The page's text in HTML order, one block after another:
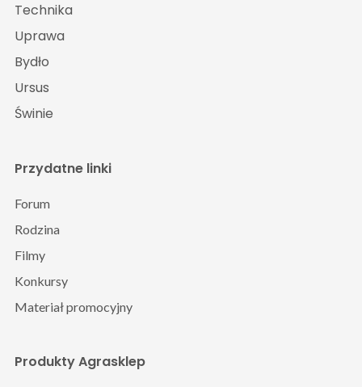
Technika
Uprawa
Bydło
Ursus
Świnie
Produkty Agrasklep
Przydatne linki
Forum
Rodzina
Filmy
Konkursy
Materiał promocyjny